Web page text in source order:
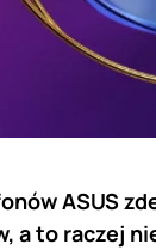
ASUS
a to raczej